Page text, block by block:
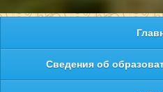
Сведения об